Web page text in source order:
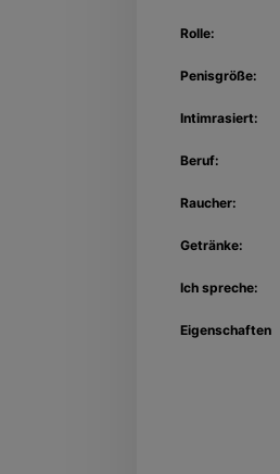
Rolle:
Penisgröße:
Intimrasiert:
Beruf:
Raucher:
Getränke:
Ich spreche:
Eigenschaften